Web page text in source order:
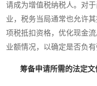
请成为增值税纳税人。对
业，税务当局通常也允许
项税抵扣资格，优化现金
业额情况，以确定是否负有
筹备申请所需的法定文